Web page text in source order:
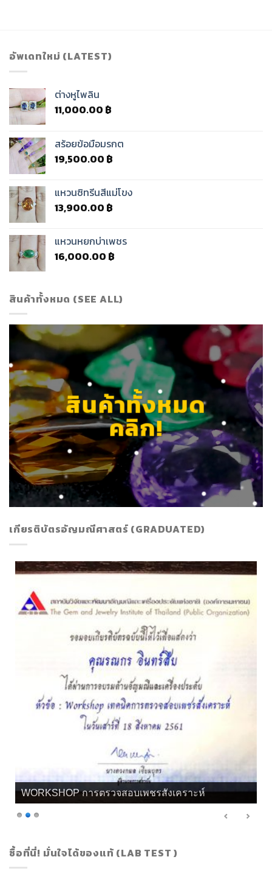
อัพเดทใหม่ (LATEST)
ต่างหูไพลิน
11,000.00 ฿
สร้อยข้อมือมรกต
19,500.00 ฿
แหวนซิทรีนสีแม่โขง
13,900.00 ฿
แหวนหยกบ่าเพชร
16,000.00 ฿
สินค้าทั้งหมด (SEE ALL)
สินค้าทั้งหมด
คลิก!
เกียรติบัตรอัญมณีศาสตร์ (GRADUATED)
เกียรติบัตร จิวลี่ และอัญมณี คุณทิพย์
ซื้อที่นี่! มั่นใจได้ของแท้ (LAB TEST )